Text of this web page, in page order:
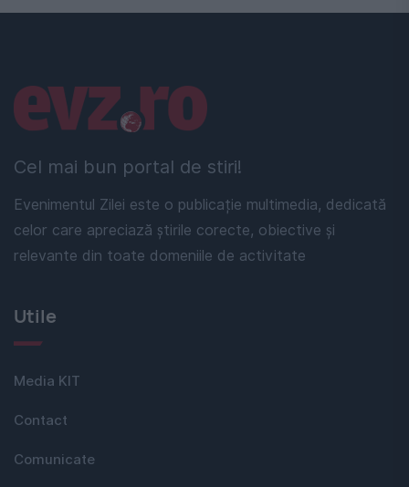
Cel mai bun portal de stiri!
Evenimentul Zilei este o publicație multimedia, dedicată
celor care apreciază știrile corecte, obiective și
relevante din toate domeniile de activitate
Linkuri utile
Utile
Media KIT
Contact
Comunicate